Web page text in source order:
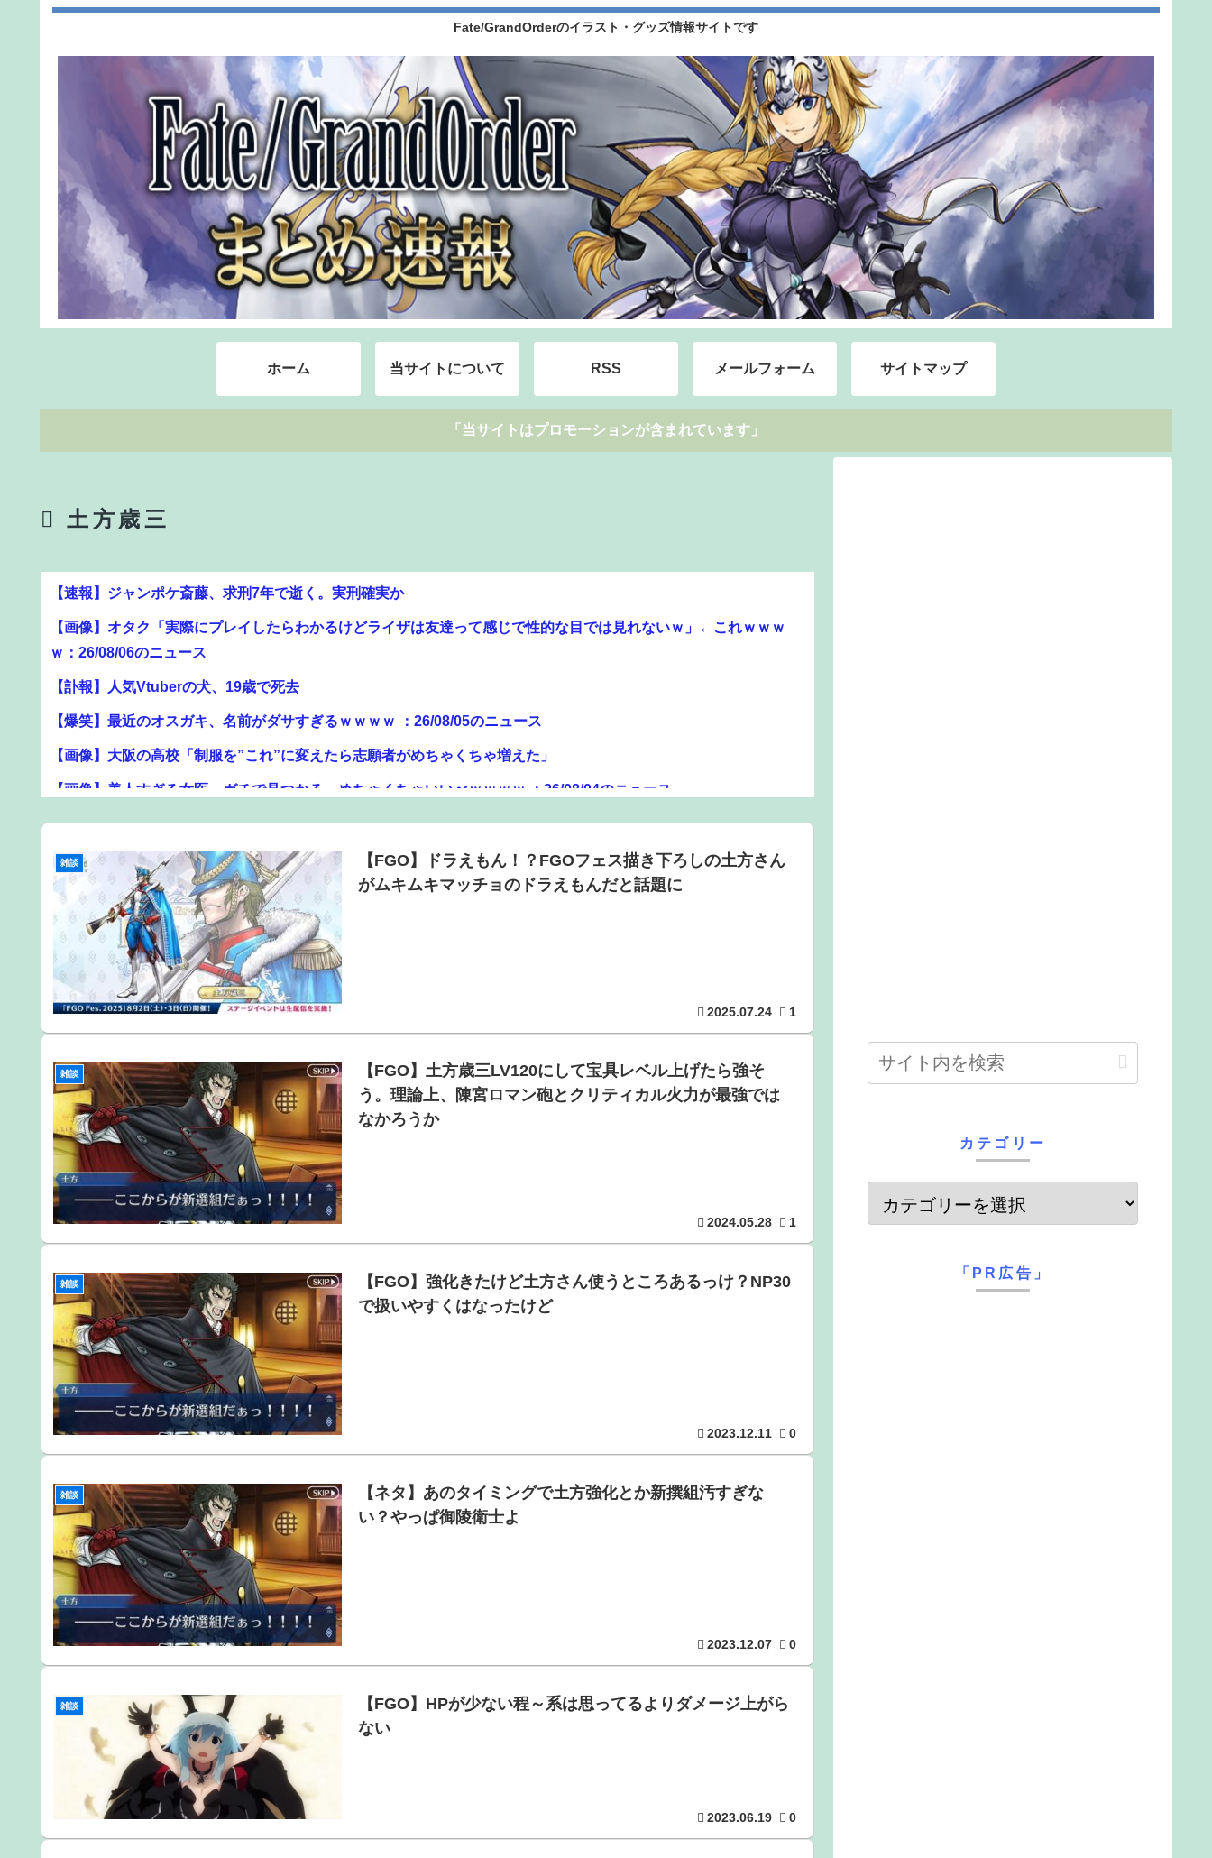
Fate/GrandOrderのイラスト・グッズ情報サイトです
ホーム 当サイトについて RSS メールフォーム サイトマップ
「当サイトはプロモーションが含まれています」
土方歳三
【画像】オタク「実際にプレイしたらわかるけどライザは友達って感じで性的な目では見れないｗ」←これｗｗｗ
ｗ：26/08/06のニュース
【訃報】人気Vtuberの犬、19歳で死去
【爆笑】最近のオスガキ、名前がダサすぎるｗｗｗｗ ：26/08/05のニュース
【画像】大阪の高校「制服を”これ”に変えたら志願者がめちゃくちゃ増えた」
【画像】美人すぎる女医、ガチで見つかる。めちゃくちゃいいべｗｗｗｗ ：26/08/04のニュース
息子のオニーを発見したワイの嫁、全ての対応を間違えてしまう…
【朗報】アマガミの棚町薫さん、最新絵でめっちゃ可愛くなる：26/08/03のニュース
【悲報】Mrs. GREEN APPLE、マジで逝くwwwwww
【悲報】Z世代の身長低下の理由、ついに判明かｗｗｗｗ：26/08/02のニュース
成人向けゲーム『ヤリステ メスブター』開発者絶望、銀行がsteamからの入金を拒否→金が入ってなくても売上金額
分の納税義務あり
【画像】瀬戸環奈（セトカン）さん、ティファのコスプレでシコらせにくるｗｗｗ：26/08/01のニュース
【画像】旅人女子「夜景を撮りたかっただけなのに、故郷の村が燃やされたみたいになった」←26万ｲｲﾈｗｗｗｗ
雑談
【FGO】ドラえもん！？FGOフェス描き下ろしの土方さん
がムキムキマッチョのドラえもんだと話題に
2025.07.24 1
雑談
【FGO】土方歳三LV120にして宝具レベル上げたら強そ
う。理論上、陳宮ロマン砲とクリティカル火力が最強では
なかろうか
2024.05.28 1
雑談
【FGO】強化きたけど土方さん使うところあるっけ？NP30
で扱いやすくはなったけど
2023.12.11 0
雑談
【ネタ】あのタイミングで土方強化とか新撰組汚すぎな
い？やっぱ御陵衛士よ
2023.12.07 0
雑談
【FGO】HPが少ない程～系は思ってるよりダメージ上がら
ない
2023.06.19 0
カテゴリー
「PR広告」